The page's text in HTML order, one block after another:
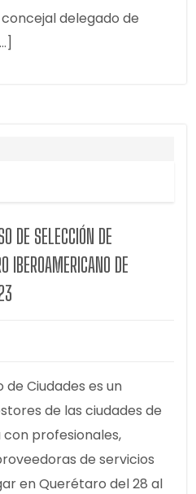
delegado de
DE SELECCIÓN DE
IBEROAMERICANO DE
Ciudades es un
de las ciudades de
profesionales,
de servicios
en Querétaro del 28 al